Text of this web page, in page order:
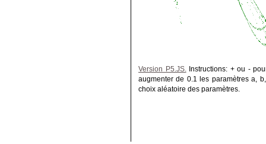
Version P5.JS.Instructions: + ou -
augmenter de 0.1 les paramètres a,
choix aléatoire des paramètres.